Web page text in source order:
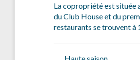
La copropriété est située
du Club House et du
restaurants se trouvent à